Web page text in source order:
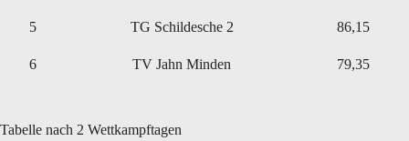
5 TG Schildesche 2 86,15
6 TV Jahn Minden 79,35
Tabelle nach 2 Wettkampftagen